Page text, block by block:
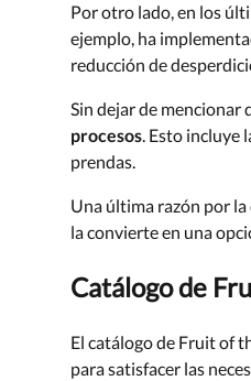
Por otro lado, en los
ejemplo, ha
reducción de
Sin dejar de mencionar
procesos. Esto incluye
prendas.
Una última razón por la
la convierte en una
Catálogo de
El catálogo de Fruit of
para satisfacer las